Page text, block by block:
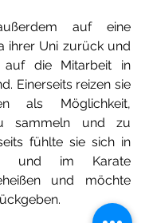
auf eine
ihrer Uni zurück und
die Mitarbeit in
Einerseits reizen sie
als Möglichkeit,
sammeln und zu
fühlte sie sich in
und im Karate
und möchte